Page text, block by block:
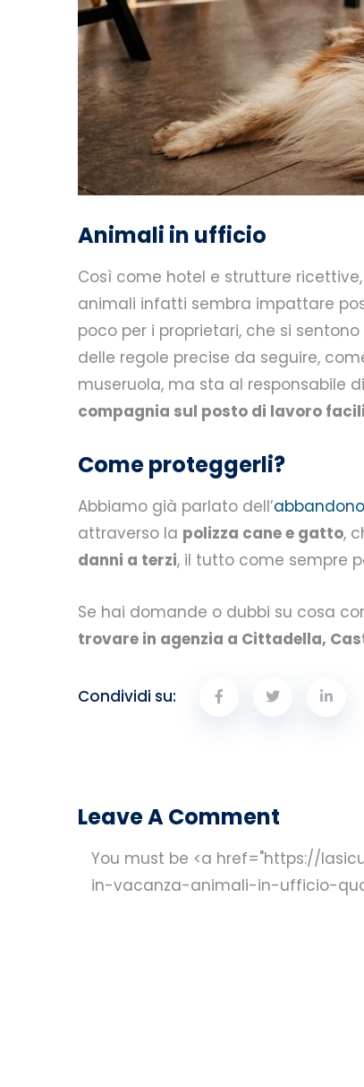
Animali in ufficio
Così come hotel e strutture
animali infatti sembra impattare
poco per i proprietari, che si
delle regole precise da seguire,
museruola, ma sta al responsabile
compagnia sul posto di lavoro
Come proteggerli?
Abbiamo già parlato dell’
attraverso la polizza cane e gatto,
danni a terzi, il tutto come sempre
Se hai domande o dubbi su cosa
trovare in agenzia a Cittadella,
Condividi su:
Leave A Comment
You must be <a href="https://
in-vacanza-animali-in-ufficio-